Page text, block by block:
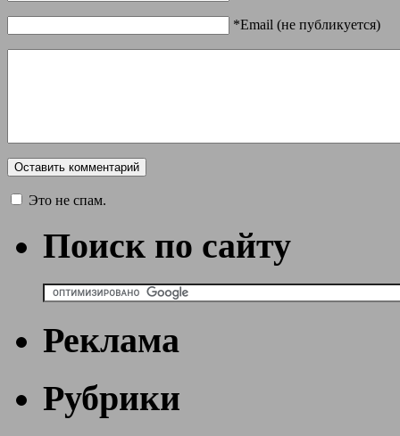
*Email (не публикуется)
Это не спам.
Поиск по сайту
Реклама
Рубрики